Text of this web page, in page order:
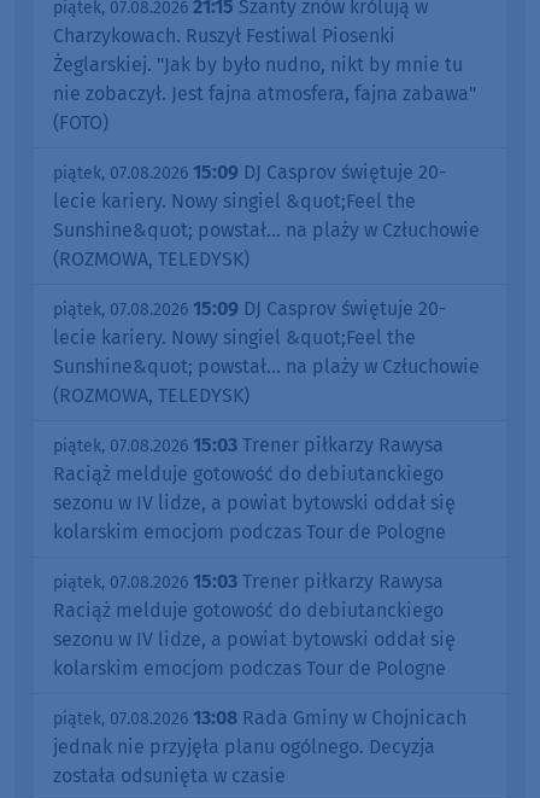
piątek, 07.08.2026 21:15 Szanty znów królują w
Charzykowach. Ruszył Festiwal Piosenki
Żeglarskiej. "Jak by było nudno, nikt by mnie tu
nie zobaczył. Jest fajna atmosfera, fajna zabawa"
(FOTO)
piątek, 07.08.2026 15:09 DJ Casprov świętuje 20-
lecie kariery. Nowy singiel &quot;Feel the
Sunshine&quot; powstał... na plaży w Człuchowie
(ROZMOWA, TELEDYSK)
piątek, 07.08.2026 15:09 DJ Casprov świętuje 20-
lecie kariery. Nowy singiel &quot;Feel the
Sunshine&quot; powstał... na plaży w Człuchowie
(ROZMOWA, TELEDYSK)
piątek, 07.08.2026 15:03 Trener piłkarzy Rawysa
Raciąż melduje gotowość do debiutanckiego
sezonu w IV lidze, a powiat bytowski oddał się
kolarskim emocjom podczas Tour de Pologne
piątek, 07.08.2026 15:03 Trener piłkarzy Rawysa
Raciąż melduje gotowość do debiutanckiego
sezonu w IV lidze, a powiat bytowski oddał się
kolarskim emocjom podczas Tour de Pologne
piątek, 07.08.2026 13:08 Rada Gminy w Chojnicach
jednak nie przyjęła planu ogólnego. Decyzja
została odsunięta w czasie